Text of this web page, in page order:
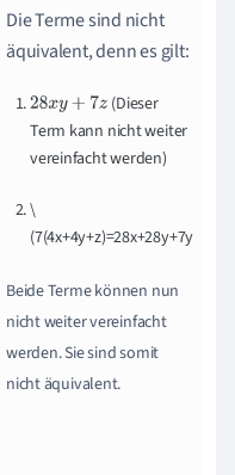
3
,4 x2
Die Terme sind nicht
äquivalent, denn es gilt:
28xy+7z
(Dieser
Term kann nicht weiter
vereinfacht werden)
\
(7(4x+4y+z)=28x+28y+7y
Beide Terme können nun
nicht weiter vereinfacht
werden. Sie sind somit
nicht äquivalent.